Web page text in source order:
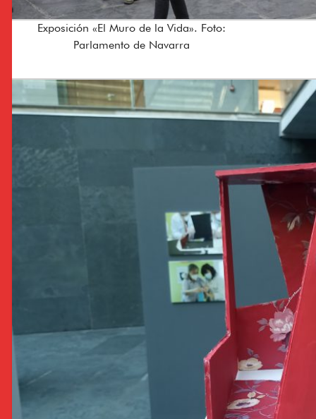
Exposición «El Muro de la Vida». Foto:
Parlamento de Navarra